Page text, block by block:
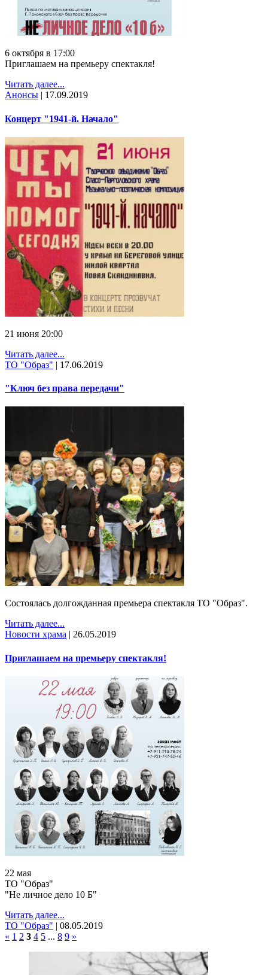
6 октября в 17:00
Приглашаем на премьеру спектакля!
Читать далее...
Анонсы | 17.09.2019
Концерт "1941-й. Начало"
21 июня 20:00
Читать далее...
ТО "Образ" | 17.06.2019
"Ключ без права передачи"
Состоялась долгожданная премьера спектакля ТО "Образ".
Читать далее...
Новости храма | 26.05.2019
Приглашаем на премьеру спектакля!
22 мая
ТО "Образ"
"Не личное дело 10 Б"
Читать далее...
ТО "Образ" | 08.05.2019
« 1 2 3 4 5 ... 8 9 »